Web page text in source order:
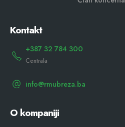
Kontakt
+387 32 784 300
Centrala
info@rmubreza.ba
O kompaniji